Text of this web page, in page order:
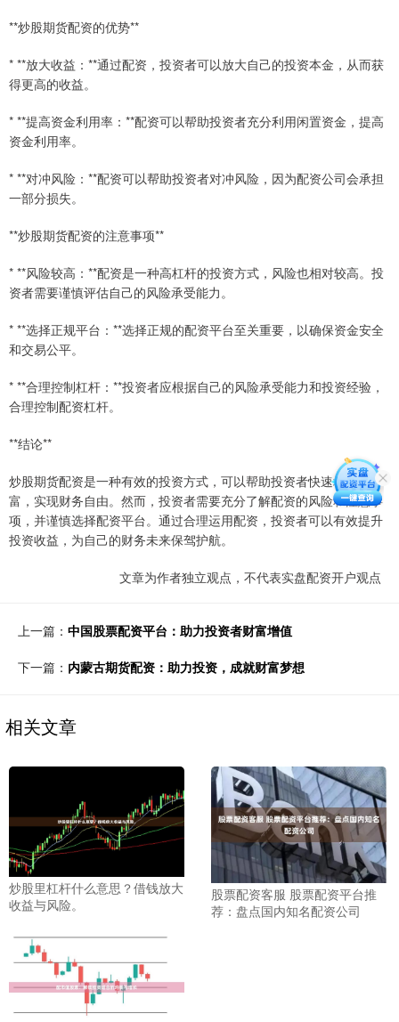
**炒股期货配资的优势**
* **放大收益：**通过配资，投资者可以放大自己的投资本金，从而获
得更高的收益。
* **提高资金利用率：**配资可以帮助投资者充分利用闲置资金，提高
资金利用率。
* **对冲风险：**配资可以帮助投资者对冲风险，因为配资公司会承担
一部分损失。
**炒股期货配资的注意事项**
* **风险较高：**配资是一种高杠杆的投资方式，风险也相对较高。投
资者需要谨慎评估自己的风险承受能力。
* **选择正规平台：**选择正规的配资平台至关重要，以确保资金安全
和交易公平。
* **合理控制杠杆：**投资者应根据自己的风险承受能力和投资经验，
合理控制配资杠杆。
**结论**
炒股期货配资是一种有效的投资方式，可以帮助投资者快速增值财
富，实现财务自由。然而，投资者需要充分了解配资的风险和注意事
项，并谨慎选择配资平台。通过合理运用配资，投资者可以有效提升
投资收益，为自己的财务未来保驾护航。
文章为作者独立观点，不代表实盘配资开户观点
上一篇： 中国股票配资平台：助力投资者财富增值
下一篇： 内蒙古期货配资：助力投资，成就财富梦想
相关文章
炒股里杠杆什么意思？借钱放大
收益与风险。
股票配资客服 股票配资平台推
荐：盘点国内知名配资公司